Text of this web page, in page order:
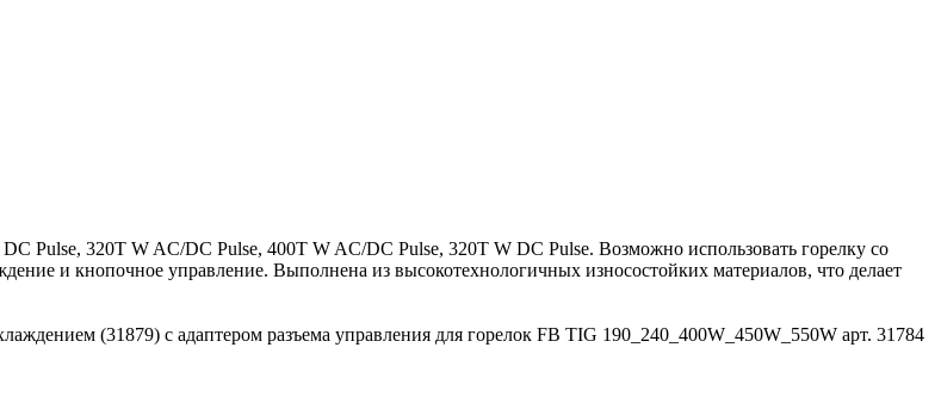
Pulse, 320T W AC/DC Pulse, 400T W AC/DC Pulse, 320T W DC Pulse. Возможно использовать горелку со
и кнопочное управление. Выполнена из высокотехнологичных износостойких материалов, что делает
(31879) с адаптером разъема управления для горелок FB TIG 190_240_400W_450W_550W арт. 31784